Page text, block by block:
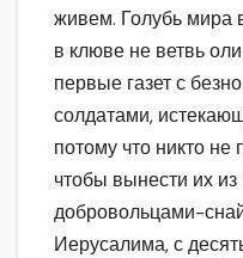
живем. Голубь мира
в клюве не ветвь
первые газет с
солдатами,
потому что никто
чтобы вынести их из
добровольцами-
Иерусалима, с